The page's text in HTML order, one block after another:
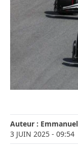
Auteur :
3 JUIN 2025 - 09:54